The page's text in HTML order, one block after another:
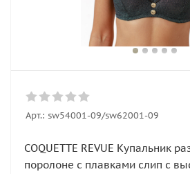
Арт.: sw54001-09/sw62001-09
COQUETTE REVUE Купальник
поролоне с плавками слип с